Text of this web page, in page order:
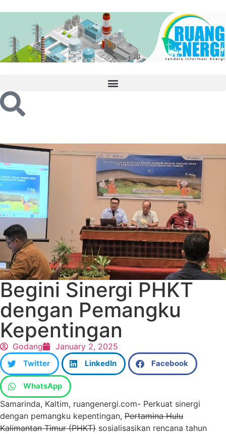
Begini Sinergi PHKT
dengan Pemangku
Kepentingan
Godang January 2, 2025
Twitter LinkedIn Facebook
WhatsApp
Samarinda, Kaltim, ruangenergi.com- Perkuat sinergi
dengan pemangku kepentingan, Pertamina Hulu
Kalimantan Timur (PHKT) sosialisasikan rencana tahun